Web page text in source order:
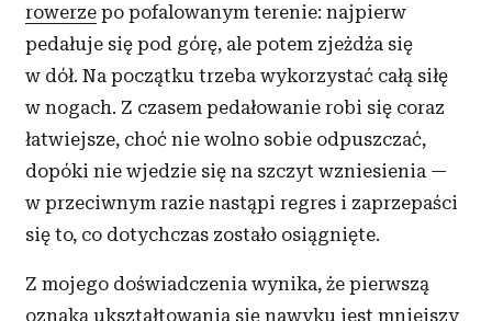
rowerze po pofalowanym terenie: najpierw
pedałuje się pod górę, ale potem zjeżdża się
w dół. Na początku trzeba wykorzystać całą siłę
w nogach. Z czasem pedałowanie robi się coraz
łatwiejsze, choć nie wolno sobie odpuszczać,
dopóki nie wjedzie się na szczyt wzniesienia —
w przeciwnym razie nastąpi regres i zaprzepaści
się to, co dotychczas zostało osiągnięte.
Z mojego doświadczenia wynika, że pierwszą
oznaką ukształtowania się nawyku jest mniejszy